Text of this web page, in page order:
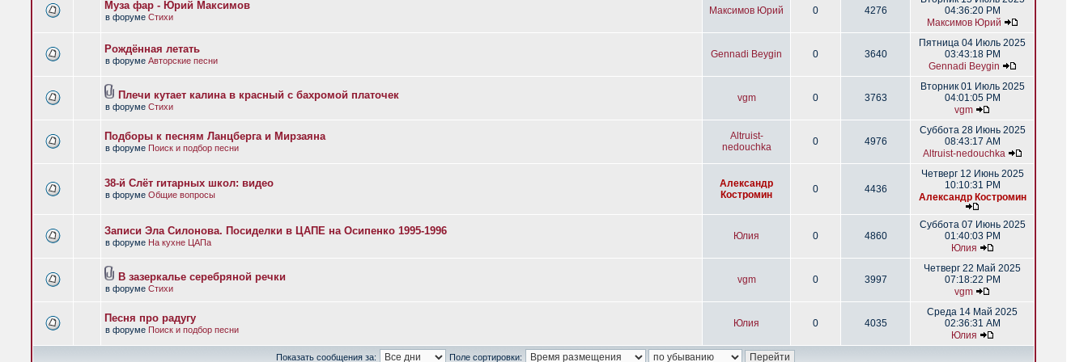
Муза фар - Юрий Максимов
в форуме Стихи
Максимов Юрий 0 4276
04:36:20 PM
Максимов Юрий
Рождённая летать
в форуме Авторские песни
Gennadi Beygin 0 3640
Пятница 04 Июль 2025
03:43:18 PM
Gennadi Beygin
Плечи кутает калина в красный с бахромой платочек
в форуме Стихи
vgm 0 3763
Вторник 01 Июль 2025
04:01:05 PM
vgm
Подборы к песням Ланцберга и Мирзаяна
в форуме Поиск и подбор песни
Altruist-
nedouchka
0 4976
Суббота 28 Июнь 2025
08:43:17 AM
Altruist-nedouchka
38-й Слёт гитарных школ: видео
в форуме Общие вопросы
Александр
Костромин
0 4436
Четверг 12 Июнь 2025
10:10:31 PM
Александр Костромин
Записи Эла Силонова. Посиделки в ЦАПЕ на Осипенко 1995-1996
в форуме На кухне ЦАПа
Юлия 0 4860
Суббота 07 Июнь 2025
01:40:03 PM
Юлия
В зазеркалье серебряной речки
в форуме Стихи
vgm 0 3997
Четверг 22 Май 2025
07:18:22 PM
vgm
Песня про радугу
в форуме Поиск и подбор песни
Юлия 0 4035
Среда 14 Май 2025
02:36:31 AM
Юлия
Показать сообщения за: Поле сортировки: